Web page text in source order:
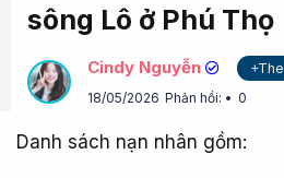
sông Lô ở Phú Thọ
Cindy Nguyễn
18/05/2026 Phản hồi: 0
Danh sách nạn nhân gồm: